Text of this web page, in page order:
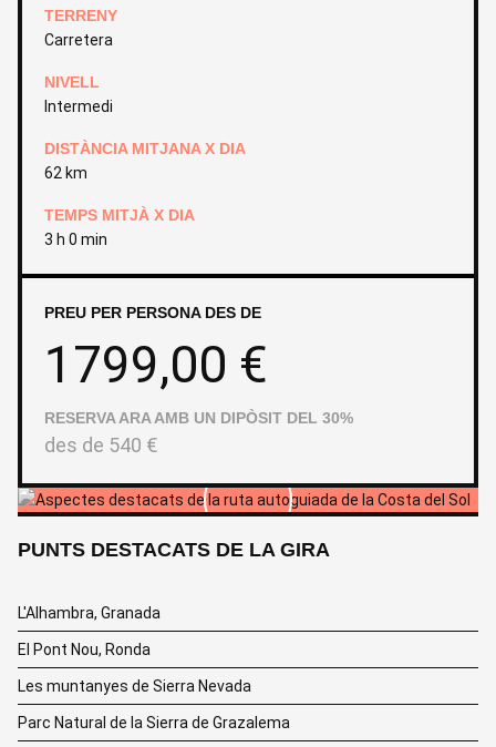
TERRENY
Carretera
NIVELL
Intermedi
DISTÀNCIA MITJANA X DIA
62 km
TEMPS MITJÀ X DIA
3 h 0 min
PREU PER PERSONA DES DE
1799,00 €
RESERVA ARA AMB UN DIPÒSIT DEL 30%
des de 540 €
PUNTS DESTACATS DE LA GIRA
L'Alhambra, Granada
El Pont Nou, Ronda
Les muntanyes de Sierra Nevada
Parc Natural de la Sierra de Grazalema